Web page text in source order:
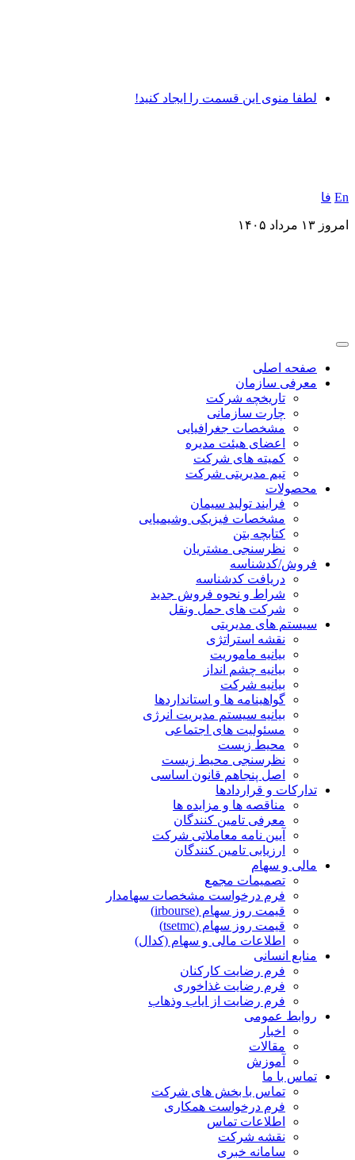
لطفا منوی این قسمت را ایجاد کنید!
En فا
امروز ۱۳ مرداد ۱۴۰۵
صفحه اصلی
معرفی سازمان
تاریخچه شرکت
چارت سازمانی
مشخصات جغرافیایی
اعضای هیئت مدیره
کمیته های شرکت
تیم مدیریتی شرکت
محصولات
فرایند تولید سیمان
مشخصات فیزیکی وشیمیایی
کتابچه بتن
نظرسنجی مشتریان
فروش/کدشناسه
دریافت کدشناسه
شراط و نحوه فروش جدید
شرکت های حمل ونقل
سیستم های مدیریتی
نقشه استراتژی
بیانیه ماموریت
بیانیه چشم انداز
بیانیه شرکت
گواهینامه ها و استانداردها
بیانیه سیستم مدیریت انرژی
مسئولیت های اجتماعی
محیط زیست
نظرسنجی محیط زیست
اصل پنجاهم قانون اساسی
تدارکات و قراردادها
مناقصه ها و مزایده ها
معرفی تامین کنندگان
آیین نامه معاملاتی شرکت
ارزیابی تامین کنندگان
مالی و سهام
تصمیمات مجمع
فرم درخواست مشخصات سهامدار
قیمت روز سهام (irbourse)
قیمت روز سهام (tsetmc)
اطلاعات مالی و سهام (کدال)
منابع انسانی
فرم رضایت کارکنان
فرم رضایت غذاخوری
فرم رضایت از ایاب وذهاب
روابط عمومی
اخبار
مقالات
آموزش
تماس با ما
تماس با بخش های شرکت
فرم درخواست همکاری
اطلاعات تماس
نقشه شرکت
سامانه خبری